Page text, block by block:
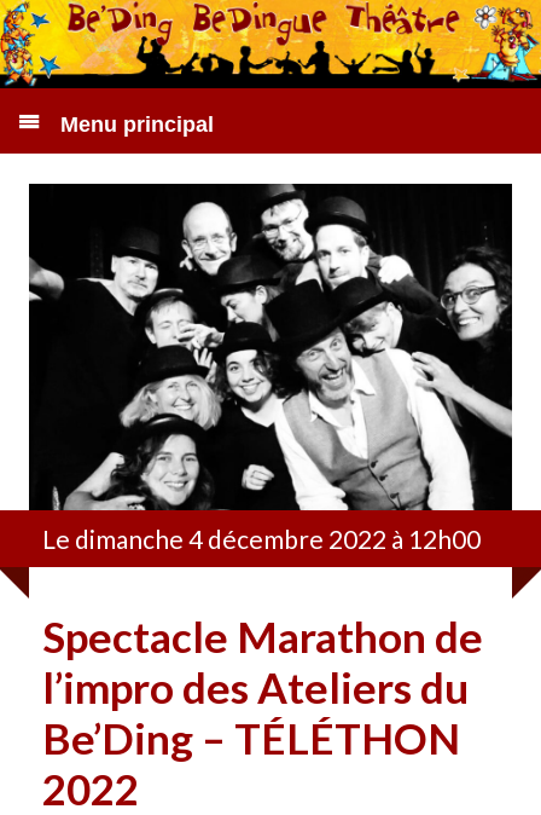
Menu principal
Le dimanche 4 décembre 2022 à 12h00
Spectacle Marathon de
l’impro des Ateliers du
Be’Ding – TÉLÉTHON
2022